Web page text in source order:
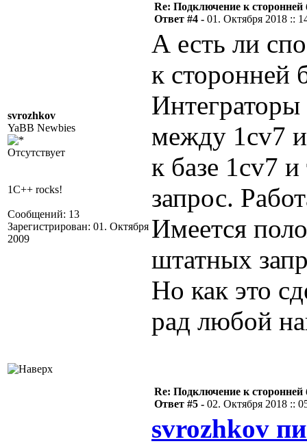
svrozhkov
YaBB Newbies
Отсутствует
1C++ rocks!
Сообщений: 13
Зарегистрирован: 01. Октября
2009
Re: Подключение к сторонней
Ответ #4 - 01. Октября 2018 ::
А есть ли
к сторонней
между 1cv7
к базе 1cv7
запрос.
Имеется
штатных
Но как это
рад любой
Re: Подключение к сторонней
Ответ #5 - 02. Октября 2018 ::
svrozhkov